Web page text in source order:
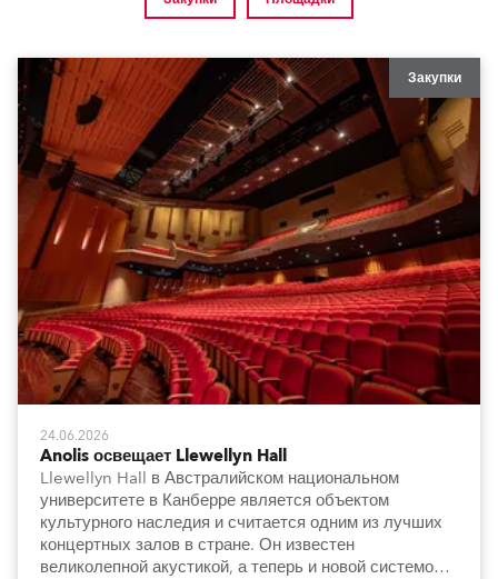
Закупки
24.06.2026
Anolis освещает Llewellyn Hall
Llewellyn Hall в Австралийском национальном
университете в Канберре является объектом
культурного наследия и считается одним из лучших
концертных залов в стране. Он известен
великолепной акустикой, а теперь и новой системой